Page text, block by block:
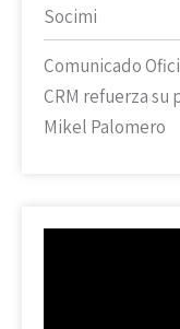
Socimi
Comunicado
CRM refuerza
Mikel Palomero